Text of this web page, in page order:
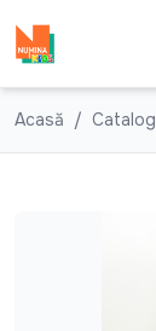
Acasă Catalog